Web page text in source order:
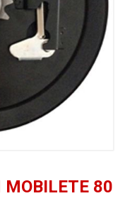
MOBILETE 80